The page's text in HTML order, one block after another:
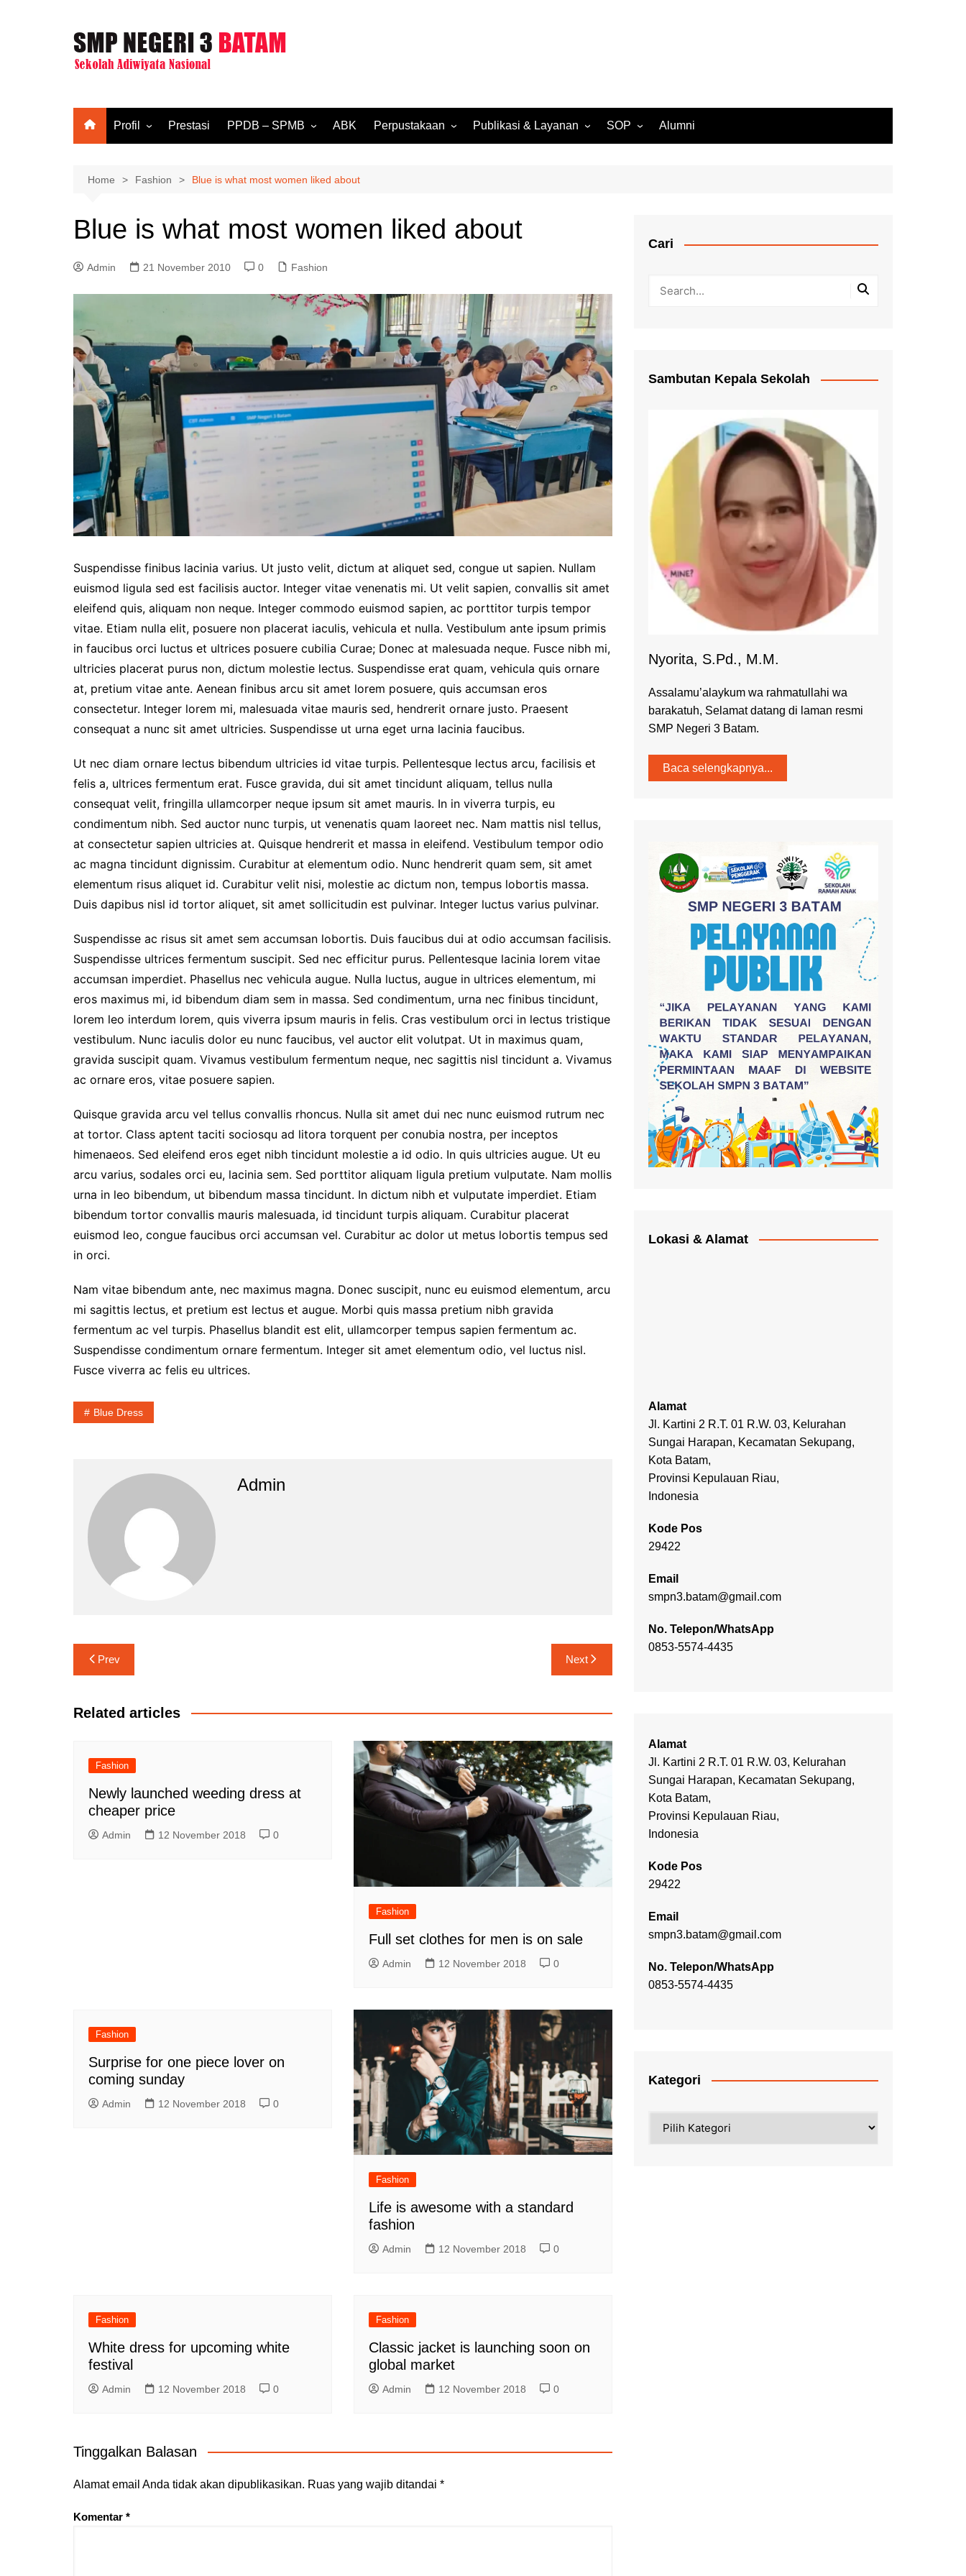
Profil
Visi & Misi
Kurikulum
Tenaga Kependidikan
Fasilitas
Prestasi PPDB – SPMB
SPMB T.A. 2025/2026
ABK Perpustakaan Publikasi & Layanan
RKAS BOS T.A. 2024
Batam T.A. 2024/2025
SOP
Pengambilan Rapor
Transkrip Nilai
Suket Pengganti Ijazah
Maklummat Pelayanan
Alumni
Home Fashion Blue is what most women liked about
Blue is what most women liked about
Admin 21 November 2010 0 Fashion
Suspendisse finibus lacinia varius. Ut justo velit, dictum at aliquet sed, congue ut sapien. Nullam
euismod ligula sed est facilisis auctor. Integer vitae venenatis mi. Ut velit sapien, convallis sit amet
eleifend quis, aliquam non neque. Integer commodo euismod sapien, ac porttitor turpis tempor
vitae. Etiam nulla elit, posuere non placerat iaculis, vehicula et nulla. Vestibulum ante ipsum primis
in faucibus orci luctus et ultrices posuere cubilia Curae; Donec at malesuada neque. Fusce nibh mi,
ultricies placerat purus non, dictum molestie lectus. Suspendisse erat quam, vehicula quis ornare
at, pretium vitae ante. Aenean finibus arcu sit amet lorem posuere, quis accumsan eros
consectetur. Integer lorem mi, malesuada vitae mauris sed, hendrerit ornare justo. Praesent
consequat a nunc sit amet ultricies. Suspendisse ut urna eget urna lacinia faucibus.
Ut nec diam ornare lectus bibendum ultricies id vitae turpis. Pellentesque lectus arcu, facilisis et
felis a, ultrices fermentum erat. Fusce gravida, dui sit amet tincidunt aliquam, tellus nulla
consequat velit, fringilla ullamcorper neque ipsum sit amet mauris. In in viverra turpis, eu
condimentum nibh. Sed auctor nunc turpis, ut venenatis quam laoreet nec. Nam mattis nisl tellus,
at consectetur sapien ultricies at. Quisque hendrerit et massa in eleifend. Vestibulum tempor odio
ac magna tincidunt dignissim. Curabitur at elementum odio. Nunc hendrerit quam sem, sit amet
elementum risus aliquet id. Curabitur velit nisi, molestie ac dictum non, tempus lobortis massa.
Duis dapibus nisl id tortor aliquet, sit amet sollicitudin est pulvinar. Integer luctus varius pulvinar.
Suspendisse ac risus sit amet sem accumsan lobortis. Duis faucibus dui at odio accumsan facilisis.
Suspendisse ultrices fermentum suscipit. Sed nec efficitur purus. Pellentesque lacinia lorem vitae
accumsan imperdiet. Phasellus nec vehicula augue. Nulla luctus, augue in ultrices elementum, mi
eros maximus mi, id bibendum diam sem in massa. Sed condimentum, urna nec finibus tincidunt,
lorem leo interdum lorem, quis viverra ipsum mauris in felis. Cras vestibulum orci in lectus tristique
vestibulum. Nunc iaculis dolor eu nunc faucibus, vel auctor elit volutpat. Ut in maximus quam,
gravida suscipit quam. Vivamus vestibulum fermentum neque, nec sagittis nisl tincidunt a. Vivamus
ac ornare eros, vitae posuere sapien.
Quisque gravida arcu vel tellus convallis rhoncus. Nulla sit amet dui nec nunc euismod rutrum nec
at tortor. Class aptent taciti sociosqu ad litora torquent per conubia nostra, per inceptos
himenaeos. Sed eleifend eros eget nibh tincidunt molestie a id odio. In quis ultricies augue. Ut eu
arcu varius, sodales orci eu, lacinia sem. Sed porttitor aliquam ligula pretium vulputate. Nam mollis
urna in leo bibendum, ut bibendum massa tincidunt. In dictum nibh et vulputate imperdiet. Etiam
bibendum tortor convallis mauris malesuada, id tincidunt turpis aliquam. Curabitur placerat
euismod leo, congue faucibus orci accumsan vel. Curabitur ac dolor ut metus lobortis tempus sed
in orci.
Nam vitae bibendum ante, nec maximus magna. Donec suscipit, nunc eu euismod elementum, arcu
mi sagittis lectus, et pretium est lectus et augue. Morbi quis massa pretium nibh gravida
fermentum ac vel turpis. Phasellus blandit est elit, ullamcorper tempus sapien fermentum ac.
Suspendisse condimentum ornare fermentum. Integer sit amet elementum odio, vel luctus nisl.
Fusce viverra ac felis eu ultrices.
Blue Dress
Admin
Navigasi
pos
Prev Next
Related articles
Fashion
Newly launched weeding dress at
cheaper price
Admin 12 November 2018 0
Fashion
Full set clothes for men is on sale
Admin 12 November 2018 0
Fashion
Surprise for one piece lover on
coming sunday
Admin 12 November 2018 0
Fashion
Life is awesome with a standard
fashion
Admin 12 November 2018 0
Fashion
White dress for upcoming white
festival
Admin 12 November 2018 0
Fashion
Classic jacket is launching soon on
global market
Admin 12 November 2018 0
Tinggalkan Balasan
Alamat email Anda tidak akan dipublikasikan. Ruas yang wajib ditandai *
Komentar *
Cari
Sambutan Kepala Sekolah
Nyorita, S.Pd., M.M.
Assalamu’alaykum wa rahmatullahi wa
barakatuh, Selamat datang di laman resmi
SMP Negeri 3 Batam.
Baca selengkapnya...
Lokasi & Alamat
Alamat
Jl. Kartini 2 R.T. 01 R.W. 03, Kelurahan
Sungai Harapan, Kecamatan Sekupang,
Kota Batam,
Provinsi Kepulauan Riau,
Indonesia
Kode Pos
29422
Email
smpn3.batam@gmail.com
No. Telepon/WhatsApp
0853-5574-4435
Alamat
Jl. Kartini 2 R.T. 01 R.W. 03, Kelurahan
Sungai Harapan, Kecamatan Sekupang,
Kota Batam,
Provinsi Kepulauan Riau,
Indonesia
Kode Pos
29422
Email
smpn3.batam@gmail.com
No. Telepon/WhatsApp
0853-5574-4435
Kategori